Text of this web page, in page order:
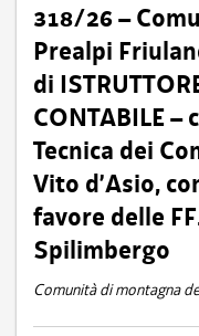
318/26 –
Prealpi
di
CONTABILE –
Tecnica dei
Vito d’Asio,
favore delle
Spilimbergo
Comunità di montagna